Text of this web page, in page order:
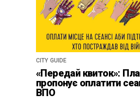
CITY GUIDE
«Передай квиток»:
пропонує оплатити
ВПО